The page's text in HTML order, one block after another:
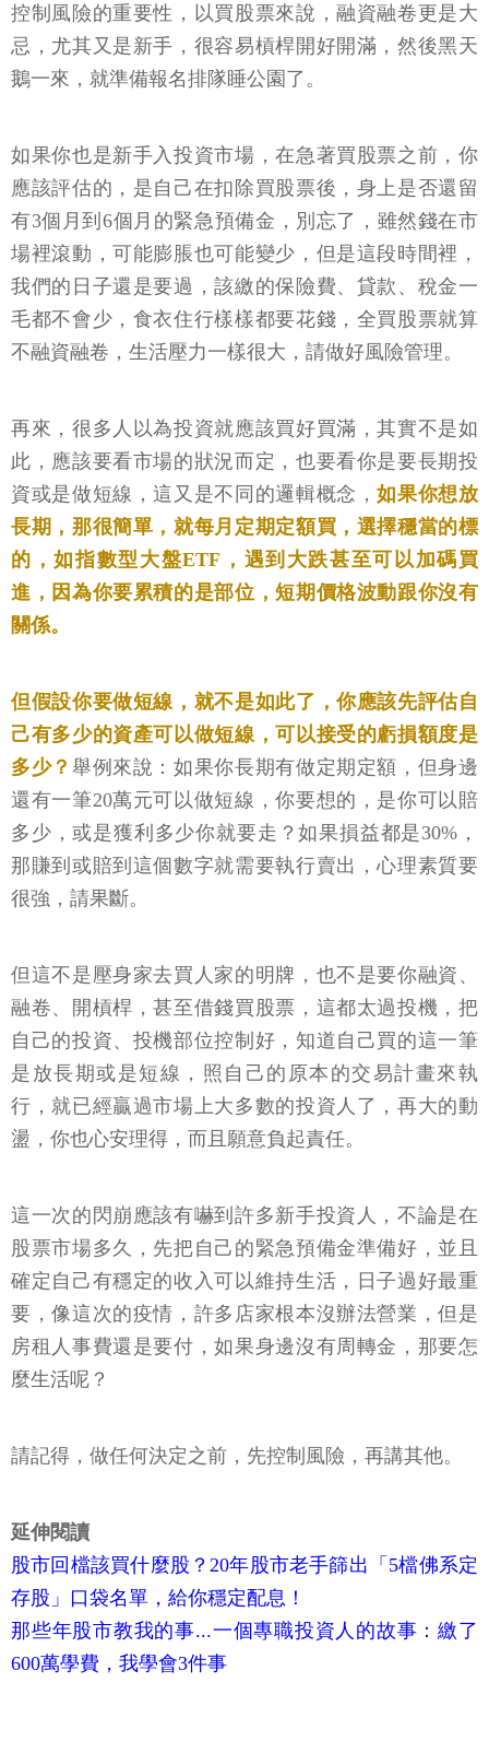
控制風險的重要性，以買股票來說，融資融卷更是大
忌，尤其又是新手，很容易槓桿開好開滿，然後黑天
鵝一來，就準備報名排隊睡公園了。
如果你也是新手入投資市場，在急著買股票之前，你
應該評估的，是自己在扣除買股票後，身上是否還留
有3個月到6個月的緊急預備金，別忘了，雖然錢在市
場裡滾動，可能膨脹也可能變少，但是這段時間裡，
我們的日子還是要過，該繳的保險費、貸款、稅金一
毛都不會少，食衣住行樣樣都要花錢，全買股票就算
不融資融卷，生活壓力一樣很大，請做好風險管理。
再來，很多人以為投資就應該買好買滿，其實不是如
此，應該要看市場的狀況而定，也要看你是要長期投
資或是做短線，這又是不同的邏輯概念，如果你想放
長期，那很簡單，就每月定期定額買，選擇穩當的標
的，如指數型大盤ETF，遇到大跌甚至可以加碼買
進，因為你要累積的是部位，短期價格波動跟你沒有
關係。
但假設你要做短線，就不是如此了，你應該先評估自
己有多少的資產可以做短線，可以接受的虧損額度是
多少？ 舉例來說：如果你長期有做定期定額，但身邊
還有一筆20萬元可以做短線，你要想的，是你可以賠
多少，或是獲利多少你就要走？如果損益都是30%，
那賺到或賠到這個數字就需要執行賣出，心理素質要
很強，請果斷。
但這不是壓身家去買人家的明牌，也不是要你融資、
融卷、開槓桿，甚至借錢買股票，這都太過投機，把
自己的投資、投機部位控制好，知道自己買的這一筆
是放長期或是短線，照自己的原本的交易計畫來執
行，就已經贏過市場上大多數的投資人了，再大的動
盪，你也心安理得，而且願意負起責任。
這一次的閃崩應該有嚇到許多新手投資人，不論是在
股票市場多久，先把自己的緊急預備金準備好，並且
確定自己有穩定的收入可以維持生活，日子過好最重
要，像這次的疫情，許多店家根本沒辦法營業，但是
房租人事費還是要付，如果身邊沒有周轉金，那要怎
麼生活呢？
請記得，做任何決定之前，先控制風險，再講其他。
延伸閱讀
股市回檔該買什麼股？20年股市老手篩出「5檔佛系定
存股」口袋名單，給你穩定配息！
那些年股市教我的事...一個專職投資人的故事：繳了
600萬學費，我學會3件事